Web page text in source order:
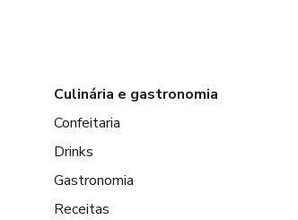
Culinária e gastronomia
Confeitaria
Drinks
Gastronomia
Receitas